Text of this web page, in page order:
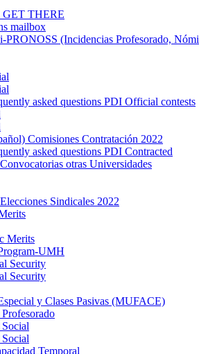
THERE
mailbox
PRONOSS (Incidencias Profesorado,
asked questions PDI Official contests
Comisiones Contratación 2022
asked questions PDI Contracted
otras Universidades
Sindicales 2022
Merits
UMH
Security
Security
y Clases Pasivas (MUFACE)
Temporal